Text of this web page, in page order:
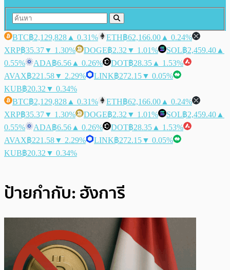
BTC฿2,129,828 ▲ 0.31% ETH฿62,166.00 ▲ 0.24%
XRP฿35.37▼ 1.30% DOGE฿2.32 ▼ 1.01% SOL฿2,459.40 ▲
0.55%
ADA฿6.56 ▲ 0.26% DOT฿28.35 ▲ 1.53%
AVAX฿221.58▼ 2.29% LINK฿272.15▼ 0.05%
KUB฿20.32 ▼ 0.34%
BTC฿2,129,828 ▲ 0.31% ETH฿62,166.00 ▲ 0.24%
XRP฿35.37▼ 1.30% DOGE฿2.32 ▼ 1.01% SOL฿2,459.40 ▲
0.55%
ADA฿6.56 ▲ 0.26% DOT฿28.35 ▲ 1.53%
AVAX฿221.58▼ 2.29% LINK฿272.15▼ 0.05%
KUB฿20.32 ▼ 0.34%
ป้ายกำกับ: ฮังการี